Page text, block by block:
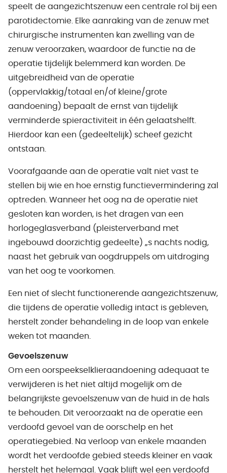
speelt de aangezichtszenuw een centrale rol bij een
parotidectomie. Elke aanraking van de zenuw met
chirurgische instrumenten kan zwelling van de
zenuw veroorzaken, waardoor de functie na de
operatie tijdelijk belemmerd kan worden. De
uitgebreidheid van de operatie
(oppervlakkig/totaal en/of kleine/grote
aandoening) bepaalt de ernst van tijdelijk
verminderde spieractiviteit in één gelaatshelft.
Hierdoor kan een (gedeeltelijk) scheef gezicht
ontstaan.
Voorafgaande aan de operatie valt niet vast te
stellen bij wie en hoe ernstig functievermindering zal
optreden. Wanneer het oog na de operatie niet
gesloten kan worden, is het dragen van een
horlogeglasverband (pleisterverband met
ingebouwd doorzichtig gedeelte) „s nachts nodig,
naast het gebruik van oogdruppels om uitdroging
van het oog te voorkomen.
Een niet of slecht functionerende aangezichtszenuw,
die tijdens de operatie volledig intact is gebleven,
herstelt zonder behandeling in de loop van enkele
weken tot maanden.
Gevoelszenuw
Om een oorspeekselklieraandoening adequaat te
verwijderen is het niet altijd mogelijk om de
belangrijkste gevoelszenuw van de huid in de hals
te behouden. Dit veroorzaakt na de operatie een
verdoofd gevoel van de oorschelp en het
operatiegebied. Na verloop van enkele maanden
wordt het verdoofde gebied steeds kleiner en vaak
herstelt het helemaal. Vaak blijft wel een verdoofd